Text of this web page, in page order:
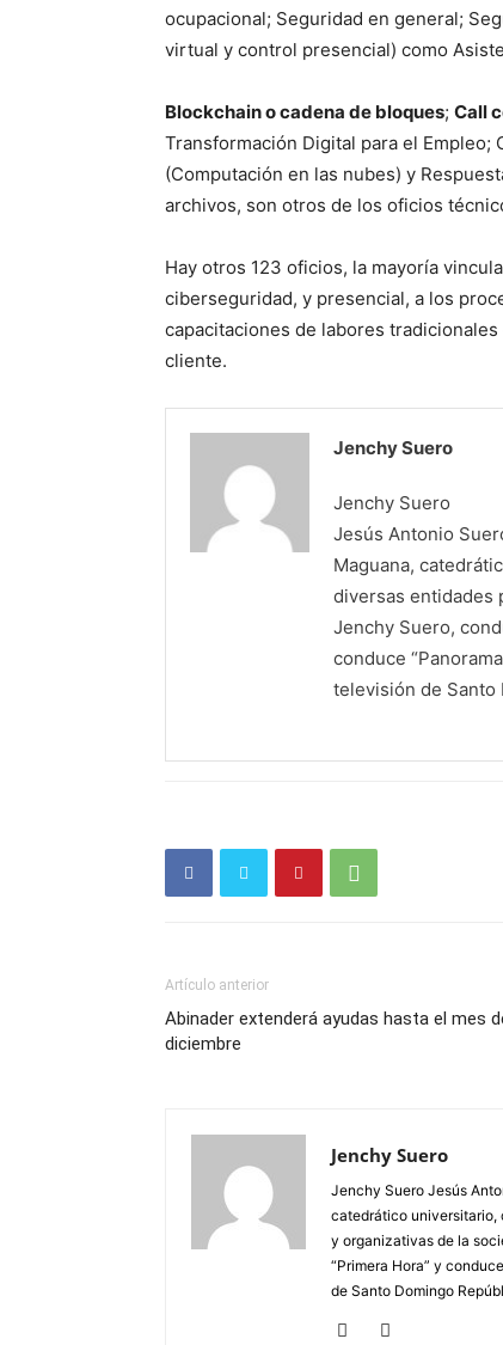
ocupacional; Seguridad en general;
virtual y control presencial) como
Blockchain o cadena de bloques; Call
Transformación Digital para el
(Computación en las nubes) y
archivos, son otros de los oficios
Hay otros 123 oficios, la mayoría
ciberseguridad, y presencial, a los
capacitaciones de labores
cliente.
Jenchy Suero
Jenchy Suero
Jesús Antonio
Maguana,
diversas entidades
Jenchy Suero,
conduce
televisión de Santo
Artículo anterior
Abinader extenderá ayudas hasta el mes
diciembre
Jenchy Suero
Jenchy Suero Jesús
catedrático universitario,
y organizativas de la
“Primera Hora” y
de Santo Domingo